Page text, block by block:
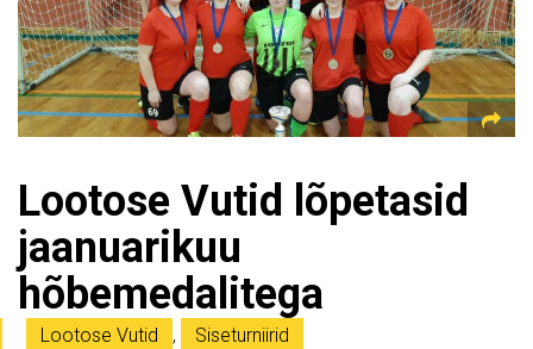
Lootose Vutid lõpetasid
jaanuarikuu
hõbemedalitega
Lootose Vutid ,
Siseturniirid